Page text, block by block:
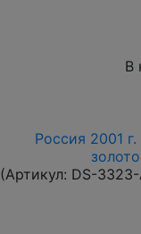
В
Россия 2001
(Артикул: DS-